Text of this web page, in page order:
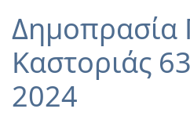
Δημοπρασία
Καστοριάς
2024